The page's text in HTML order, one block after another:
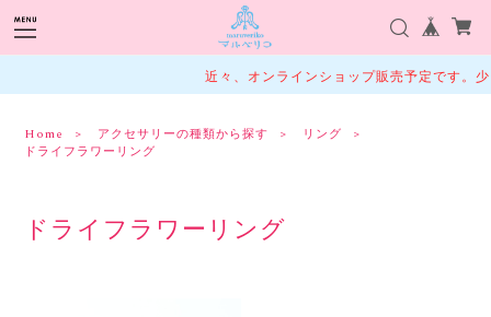
近々、オンラインショップ販売予定です。少
Home アクセサリーの種類から探す
リング
ドライフラワーリング
ドライフラワーリング